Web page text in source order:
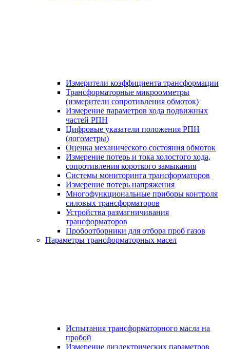
Измерители коэффициента трансформации
Трансформаторные микроомметры
(измерители сопротивления обмоток)
Измерение параметров хода подвижных
частей РПН
Цифровые указатели положения РПН
(логометры)
Оценка механического состояния обмоток
Измерение потерь и тока холостого хода,
сопротивления короткого замыкания
Системы мониторинга трансформаторов
Измерение потерь напряжения
Многофункциональные приборы контроля
силовых трансформаторов
Устройства размагничивания
трансформаторов
Пробоотборники для отбора проб газов
Параметры трансформаторных масел
Испытания трансформаторного масла на
пробой
Измерение диэлектрических параметров